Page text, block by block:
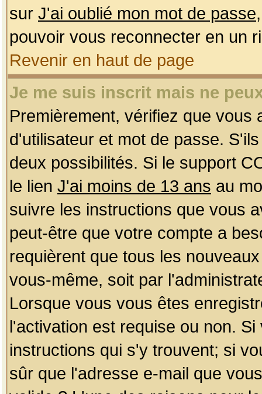
sur J'ai oublié mon mot de passe
pouvoir vous reconnecter en un
Revenir en haut de page
Je me suis inscrit mais ne
Premièrement, vérifiez que
d'utilisateur et mot de passe.
deux possibilités. Si le support
le lien J'ai moins de 13 ans au
suivre les instructions que vous
peut-être que votre compte a
requièrent que tous les
vous-même, soit par
Lorsque vous vous êtes
l'activation est requise ou non.
instructions qui s'y trouvent; si
sûr que l'adresse e-mail que